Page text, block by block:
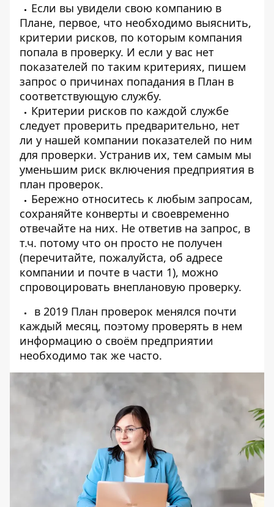
Если вы увидели свою компанию в
Плане, первое, что необходимо выяснить,
критерии рисков, по которым компания
попала в проверку. И если у вас нет
показателей по таким критериях, пишем
запрос о причинах попадания в План в
соответствующую службу.
Критерии рисков по каждой службе
следует проверить предварительно, нет
ли у нашей компании показателей по ним
для проверки. Устранив их, тем самым мы
уменьшим риск включения предприятия в
план проверок.
Бережно относитесь к любым запросам,
сохраняйте конверты и своевременно
отвечайте на них. Не ответив на запрос, в
т.ч. потому что он просто не получен
(перечитайте, пожалуйста, об адресе
компании и почте в части 1), можно
спровоцировать внеплановую проверку.
в 2019 План проверок менялся почти
каждый месяц, поэтому проверять в нем
информацию о своём предприятии
необходимо так же часто.